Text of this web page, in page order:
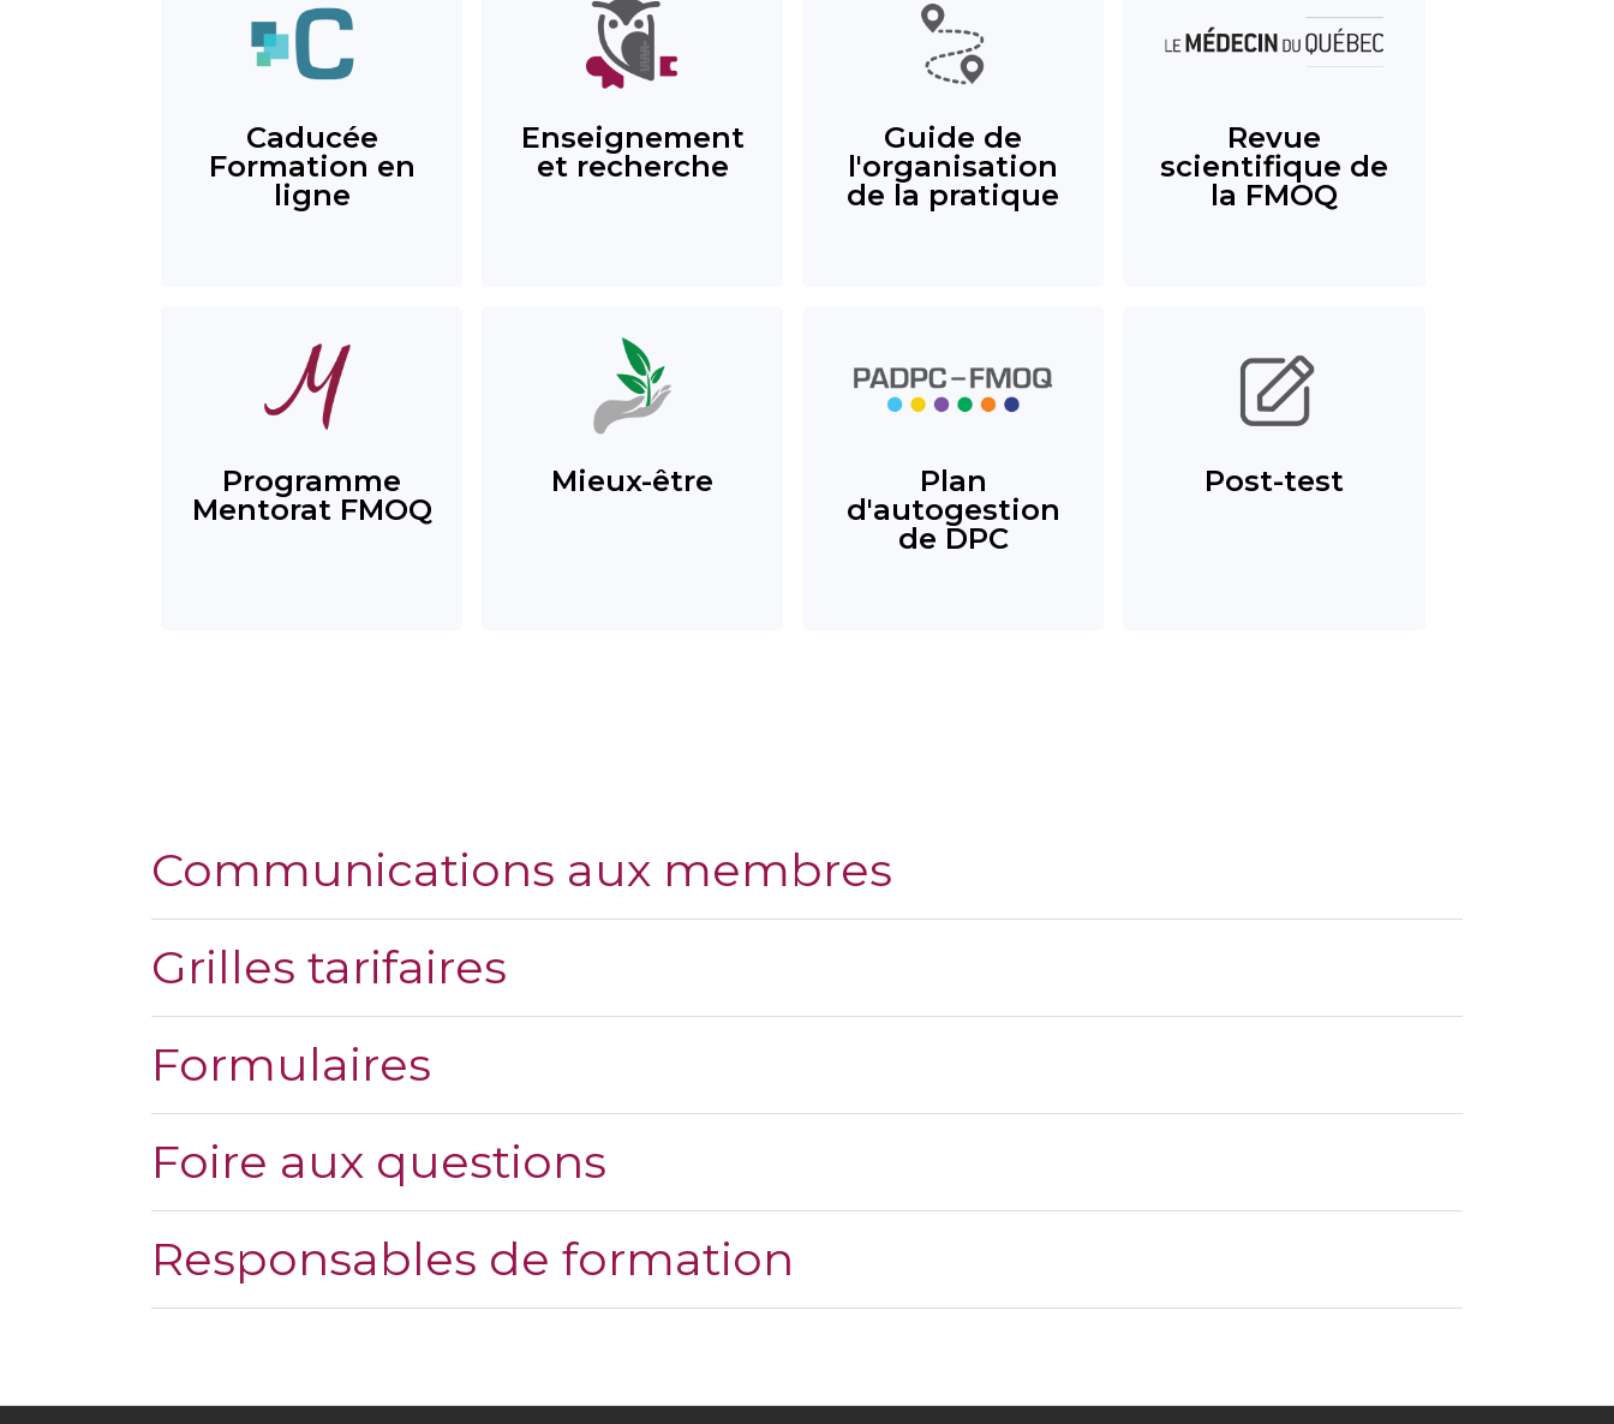
Caducée
Formation en
ligne
Enseignement
et recherche
Guide de
l'organisation
de la pratique
Revue
scientifique de
la FMOQ
Programme
Mentorat FMOQ
Mieux-être
Plan
d'autogestion
de DPC
Post-test
Communications aux membres
Grilles tarifaires
Formulaires
Foire aux questions
Responsables de formation